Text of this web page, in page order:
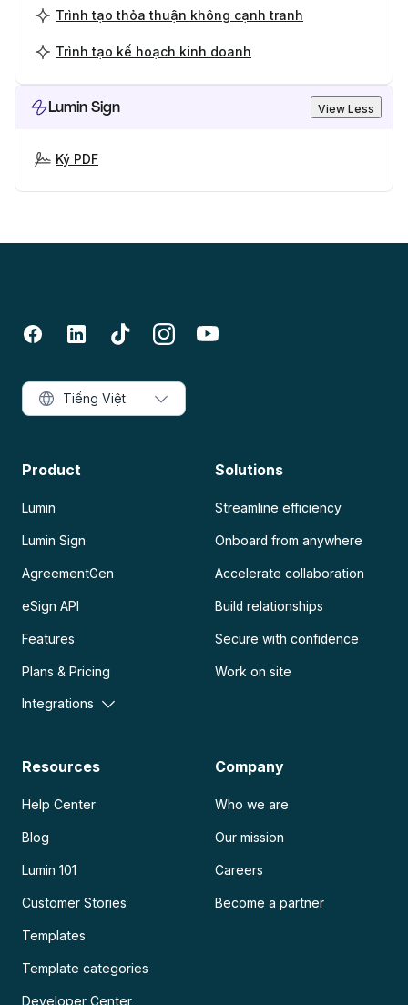
Trình tạo thỏa thuận không cạnh tranh
Trình tạo kế hoạch kinh doanh
Lumin Sign View Less
Ký PDF
Product
Lumin
Lumin Sign
AgreementGen
eSign API
Features
Plans & Pricing
Integrations
Solutions
Streamline efficiency
Onboard from anywhere
Accelerate collaboration
Build relationships
Secure with confidence
Work on site
Resources
Help Center
Blog
Lumin 101
Customer Stories
Templates
Template categories
Developer Center
Company
Who we are
Our mission
Careers
Become a partner
Tiếng Việt